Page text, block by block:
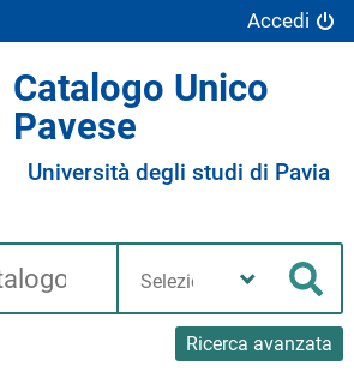
Accedi
Catalogo Unico
Pavese
Università degli studi di Pavia
Ricerca avanzata
biblioteca